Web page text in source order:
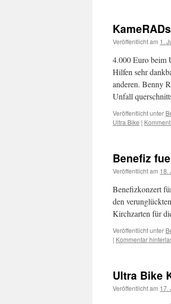
Veröffentlicht am 1.
4.000 Euro beim
Hilfen sehr
anderen. Benny
Unfall
Veröffentlicht unter
Ultra Bike |
Benefiz
Veröffentlicht am 18.
Benefizkonzert
den
Kirchzarten für
Veröffentlicht unter
| Kommentar
Ultra Bike
Veröffentlicht am 17.